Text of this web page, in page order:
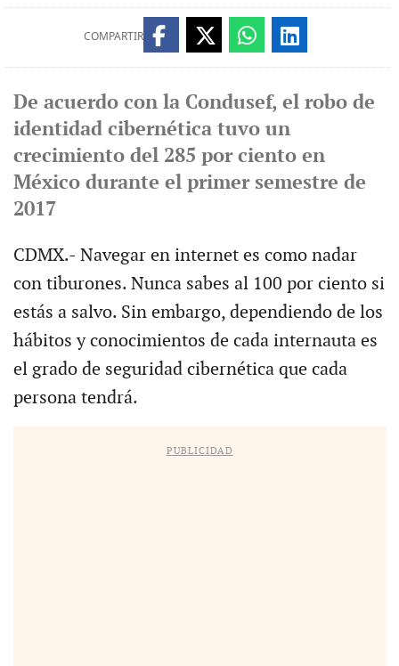
COMPARTIR
De acuerdo con la Condusef, el robo de
identidad cibernética tuvo un
crecimiento del 285 por ciento en
México durante el primer semestre de
2017
CDMX.- Navegar en internet es como nadar
con tiburones. Nunca sabes al 100 por ciento si
estás a salvo. Sin embargo, dependiendo de los
hábitos y conocimientos de cada internauta es
el grado de seguridad cibernética que cada
persona tendrá.
PUBLICIDAD